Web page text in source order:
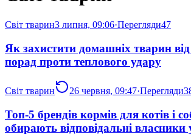
Світ тварин3 липня, 09:06·Перегляди47
Як захистити домашніх тварин
порад проти теплового удару
Світ тварин 26 червня, 09:47·Перегляди
Топ-5 брендів кормів для котів і
обирають відповідальні власники